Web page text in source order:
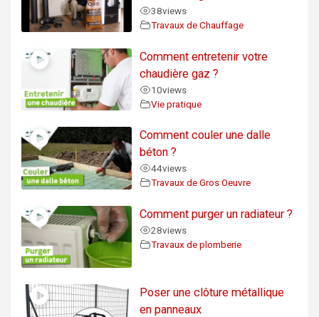
38views
Travaux de Chauffage
Comment entretenir votre
chaudière gaz ?
10views
Vie pratique
Comment couler une dalle
béton ?
44views
Travaux de Gros Oeuvre
Comment purger un radiateur ?
28views
Travaux de plomberie
Poser une clôture métallique
en panneaux